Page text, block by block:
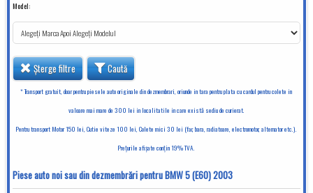
Model:
Șterge filtre Caută
* Transport gratuit, doar pentru piesele auto originale din dezmembrari, oriunde in tara pentru plata cu cardul pentru colete in
valoare mai mare de 300 lei in localitatile in care există sediu de curierat.
Pentru transport Motor 150 lei, Cutie viteze 100 lei, Colete mici 30 lei (far, bara, radiatoare, electromotor, alternator etc.).
Preţurile afişate conţin 19% TVA.
Piese auto noi sau din dezmembrări pentru BMW 5 (E60) 2003